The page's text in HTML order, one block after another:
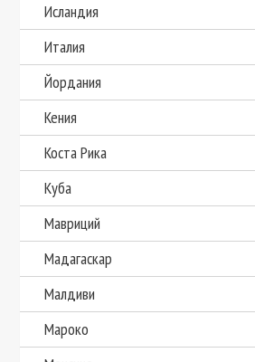
Исландия
Италия
Йордания
Кения
Коста Рика
Куба
Мавриций
Мадагаскар
Малдиви
Мароко